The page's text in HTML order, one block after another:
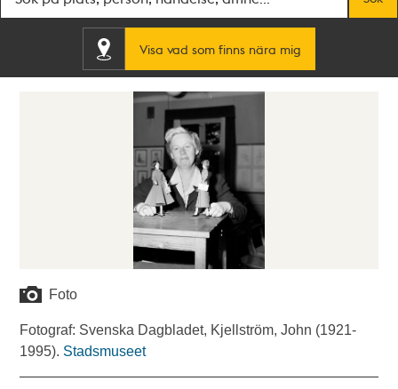
Visa vad som finns nära mig
Foto
Fotograf: Svenska Dagbladet, Kjellström, John (1921-
1995). Stadsmuseet